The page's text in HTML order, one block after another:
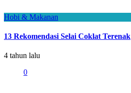
Hobi & Makanan
13 Rekomendasi Selai Coklat Terenak
4 tahun lalu
0